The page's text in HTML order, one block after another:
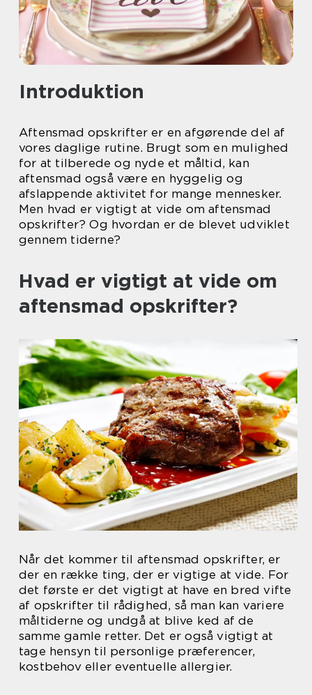
Introduktion
Aftensmad opskrifter er en afgørende del af
vores daglige rutine. Brugt som en mulighed
for at tilberede og nyde et måltid, kan
aftensmad også være en hyggelig og
afslappende aktivitet for mange mennesker.
Men hvad er vigtigt at vide om aftensmad
opskrifter? Og hvordan er de blevet udviklet
gennem tiderne?
Hvad er vigtigt at vide om
aftensmad opskrifter?
Når det kommer til aftensmad opskrifter, er
der en række ting, der er vigtige at vide. For
det første er det vigtigt at have en bred vifte
af opskrifter til rådighed, så man kan variere
måltiderne og undgå at blive ked af de
samme gamle retter. Det er også vigtigt at
tage hensyn til personlige præferencer,
kostbehov eller eventuelle allergier.